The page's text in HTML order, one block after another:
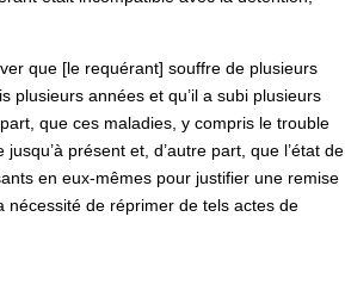
que [le requérant] souffre de plusieurs
plusieurs années et qu’il a subi plusieurs
que ces maladies, y compris le trouble
présent et, d’autre part, que l’état de
en eux-mêmes pour justifier une remise
de réprimer de tels actes de